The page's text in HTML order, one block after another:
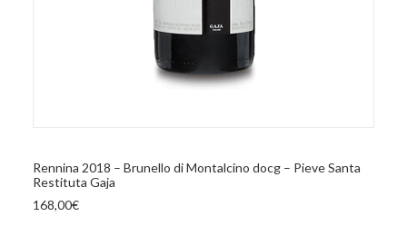
Rennina 2018 – Brunello di Montalcino docg – Pieve Santa
Restituta Gaja
168,00€